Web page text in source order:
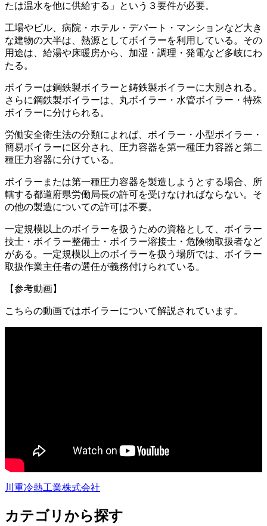
たは温水を他に供給する」という３要件が必要。
工場やビル、病院・ホテル・デパート・マンションなど大き
な建物の大半は、熱源としてボイラーを利用している。その
用途は、給湯や床暖房から、加湿・調理・発電など多岐にわ
たる。
ボイラーは鋼鉄製ボイラーと鋳鉄製ボイラーに大別される。
さらに鋼鉄製ボイラーは、丸ボイラー・水管ボイラー・特殊
ボイラーに分けられる。
労働安全衛生法の分類によれば、ボイラー・小型ボイラー・
簡易ボイラーに区分され、圧力容器を第一種圧力容器と第二
種圧力容器に分けている。
ボイラーまたは第一種圧力容器を製造しようとする場合、所
轄する都道府県労働局長の許可を受けなければならない。そ
の他の製造についての許可は不要。
一定規模以上のボイラーを扱うための資格として、ボイラー
技士・ボイラー整備士・ボイラー溶接士・危険物取扱者など
がある。一定規模以上のボイラーを扱う場所では、ボイラー
取扱作業主任者の選任が義務付けられている。
【参考動画】
こちらの動画ではボイラーについて解説されています。
川重冷熱工業株式会社
カテゴリから探す